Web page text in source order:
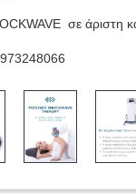
σε άριστη